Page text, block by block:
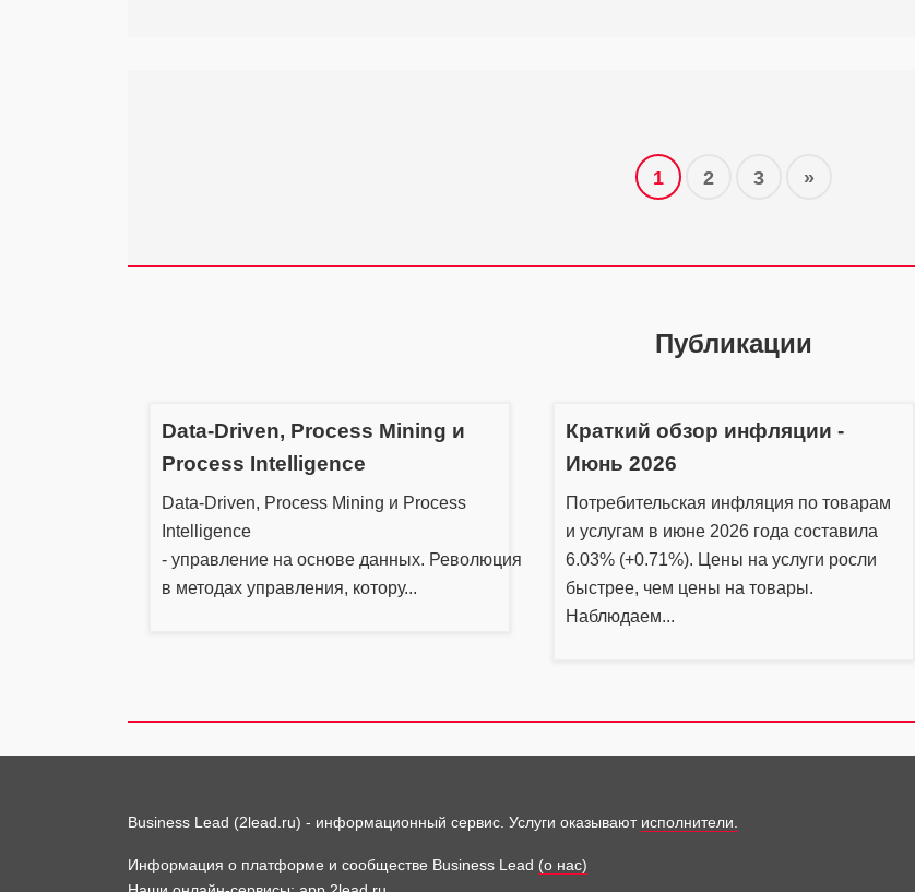
1 2 3 »
Публикации
Data-Driven, Process Mining и
Process Intelligence
Data-Driven, Process Mining и Process
Intelligence
- управление на основе данных. Революция
в методах управления, котору...
Краткий обзор инфляции -
Июнь 2026
Потребительская инфляция по товарам
и услугам в июне 2026 года составила
6.03% (+0.71%). Цены на услуги росли
быстрее, чем цены на товары.
Наблюдаем...
Business Lead (2lead.ru) - информационный сервис. Услуги оказывают исполнители.
Информация о платформе и сообществе Business Lead (о нас)